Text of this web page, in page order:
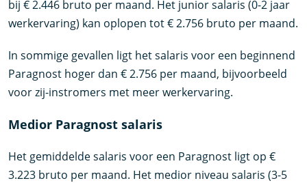
bij € 2.446 bruto per maand. Het junior salaris (0-2 jaar
werkervaring) kan oplopen tot € 2.756 bruto per maand.
In sommige gevallen ligt het salaris voor een beginnend
Paragnost hoger dan € 2.756 per maand, bijvoorbeeld
voor zij-instromers met meer werkervaring.
Medior Paragnost salaris
Het gemiddelde salaris voor een Paragnost ligt op €
3.223 bruto per maand. Het medior niveau salaris (3-5